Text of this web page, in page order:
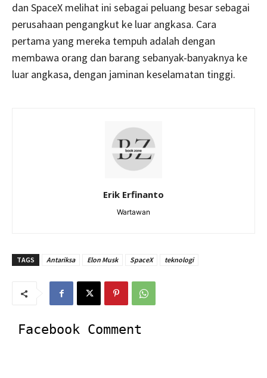
dan SpaceX melihat ini sebagai peluang besar sebagai
perusahaan pengangkut ke luar angkasa. Cara
pertama yang mereka tempuh adalah dengan
membawa orang dan barang sebanyak-banyaknya ke
luar angkasa, dengan jaminan keselamatan tinggi.
Erik Erfinanto
Wartawan
TAGS Antariksa Elon Musk SpaceX teknologi
Facebook Comment